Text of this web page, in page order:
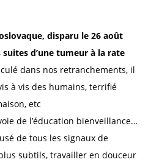
disparu le 26 août
suites d’une tumeur à la rate
dans nos retranchements, il
à vis des humains, terrifié
etc
de l’éducation bienveillance…
de tous les signaux de
subtils, travailler en douceur